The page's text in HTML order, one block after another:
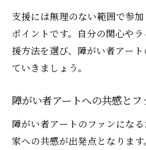
支援には無理のない範囲で参
ポイントです。自分の関心や
援方法を選び、障がい者アー
ていきましょう。
障がい者アートへの共感と
障がい者アートのファンにな
家への共感が出発点となりま